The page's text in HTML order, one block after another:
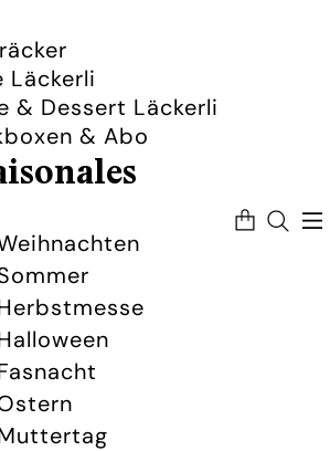
Läckerli
& Dessert Läckerli
& Abo
Artikel
im
Warenkorb